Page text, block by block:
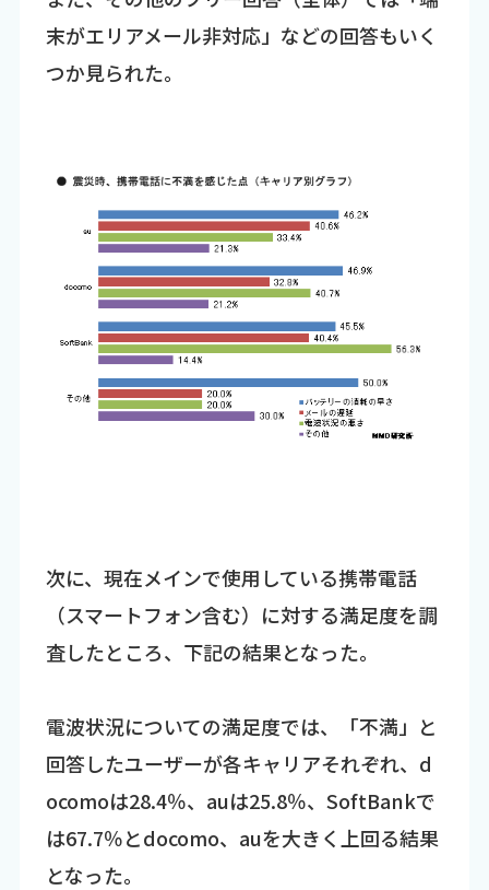
末がエリアメール非対応」などの回答もいく
つか見られた。
次に、現在メインで使用している携帯電話
（スマートフォン含む）に対する満足度を調
査したところ、下記の結果となった。
電波状況についての満足度では、「不満」と
回答したユーザーが各キャリアそれぞれ、d
ocomoは28.4％、auは25.8％、SoftBankで
は67.7％とdocomo、auを大きく上回る結果
となった。